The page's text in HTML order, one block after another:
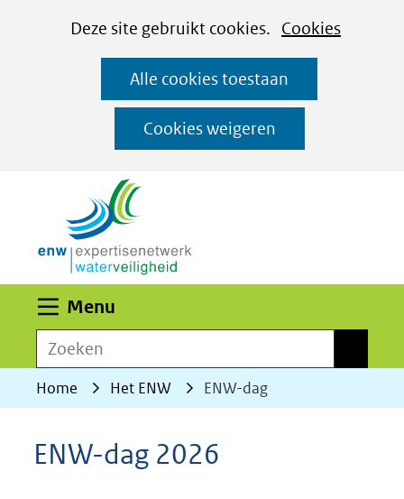
CookiesDeze site gebruikt cookies. Cookies
website
worden
toegestaan
geweigerd.
Alle cookies toestaan
Cookies weigeren
Ga
naar
de
inhoud
Menu
Zoeken
Home Het ENW ENW-dag
ENW-dag 2026